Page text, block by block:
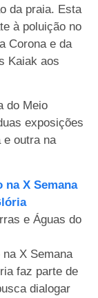
da praia. Esta
à poluição no
Corona e da
Kaiak aos
do Meio
exposições
e outra na
X Semana
e Águas do
X Semana
faz parte de
dialogar